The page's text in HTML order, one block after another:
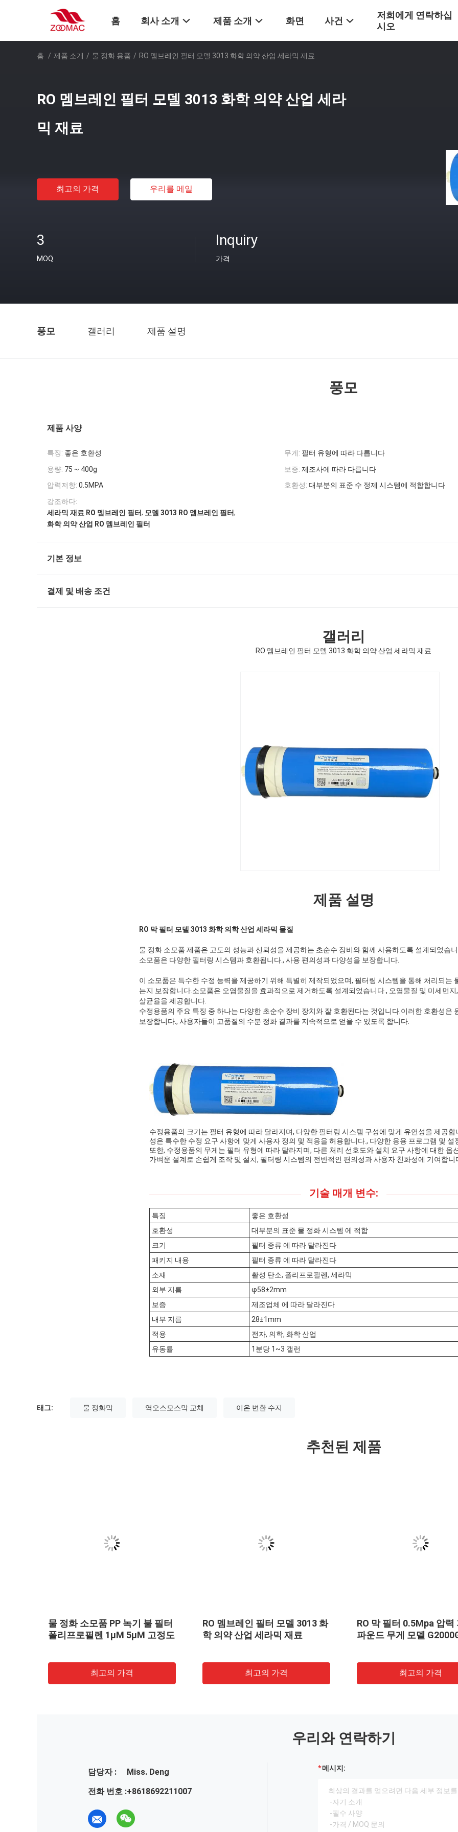
홈 회사 소개 제품 소개 화면 사건
저희에게 연락하십
시오
홈 / 제품 소개 / 물 정화 용품 / RO 멤브레인 필터 모델 3013 화학 의약 산업 세라믹 재료
RO 멤브레인 필터 모델 3013 화학 의약 산업 세라
믹 재료
최고의 가격 우리를 메일
3
MOQ
Inquiry
가격
풍모 갤러리 제품 설명
풍모
제품 사양
특징: 좋은 호환성 무게: 필터 유형에 따라 다릅니다
용량: 75 ~ 400g 보증: 제조사에 따라 다릅니다
압력저항: 0.5MPA 호환성: 대부분의 표준 수 정제 시스템에 적합합니다
강조하다:
세라믹 재료 RO 멤브레인 필터, 모델 3013 RO 멤브레인 필터,
화학 의약 산업 RO 멤브레인 필터
기본 정보
결제 및 배송 조건
갤러리
RO 멤브레인 필터 모델 3013 화학 의약 산업 세라믹 재료
제품 설명
RO 막 필터 모델 3013 화학 의학 산업 세라믹 물질
물 정화 소모품 제품은 고도의 성능과 신뢰성을 제공하는 초순수 장비와 함께 사용하도록 설계되었습
소모품은 다양한 필터링 시스템과 호환됩니다., 사용 편의성과 다양성을 보장합니다.
이 소모품은 특수한 수정 능력을 제공하기 위해 특별히 제작되었으며, 필터링 시스템을 통해 처리되는
는지 보장합니다.소모품은 오염물질을 효과적으로 제거하도록 설계되었습니다., 오염물질 및 미세먼
살균율을 제공합니다.
수정용품의 주요 특징 중 하나는 다양한 초순수 장비 장치와 잘 호환된다는 것입니다.이러한 호환성은
보장합니다., 사용자들이 고품질의 수분 정화 결과를 지속적으로 얻을 수 있도록 합니다.
수정용품의 크기는 필터 유형에 따라 달라지며, 다양한 필터링 시스템 구성에 맞게 유연성을 제공
성은 특수한 수정 요구 사항에 맞게 사용자 정의 및 적응을 허용합니다., 다양한 응용 프로그램 및 설
또한, 수정용품의 무게는 필터 유형에 따라 달라지며, 다른 처리 선호도와 설치 요구 사항에 대한 옵
가벼운 설계로 손쉽게 조작 및 설치, 필터링 시스템의 전반적인 편의성과 사용자 친화성에 기여합니
기술 매개 변수:
특징
좋은 호환성
호환성
대부분의 표준 물 정화 시스템 에 적합
크기
필터 종류 에 따라 달라진다
패키지 내용
필터 종류 에 따라 달라진다
소재
활성 탄소, 폴리프로필렌, 세라믹
외부 지름
φ58±2mm
보증
제조업체 에 따라 달라진다
내부 지름
28±1mm
적용
전자, 의학, 화학 산업
유동률
1분당 1~3 갤런
태그: 물 정화막 역오스모스막 교체 이온 변환 수지
추천된 제품
물 정화 소모품 PP 녹기 불 필터
폴리프로필렌 1μM 5μM 고정도
최고의 가격
RO 멤브레인 필터 모델 3013 화
학 의약 산업 세라믹 재료
최고의 가격
RO 막 필터 0.5Mpa 압력
파운드 무게 모델
최고의 가격
우리와 연락하기
담당자 :
Miss. Deng
전화 번호 :+8618692211007
메시지: